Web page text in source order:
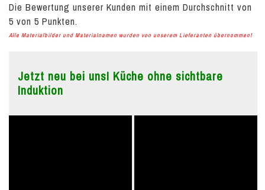
Die Bewertung unserer Kunden mit einem Durchschnitt von
5 von 5 Punkten.
Alle Materialbilder und Materialnamen wurden von unserem Lieferanten übernommen!
Jetzt neu bei uns! Küche ohne sichtbare
Induktion